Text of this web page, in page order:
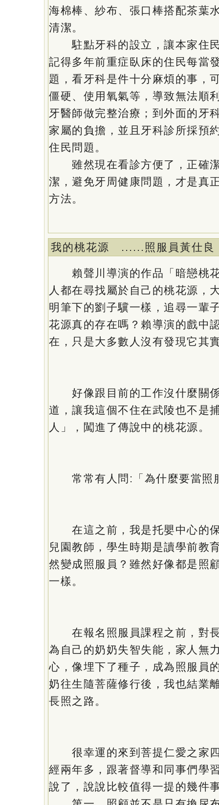
海棉棒、紗布、張口棒搭配茶葉
清潔。
駐點牙科的設立，讓本家住
記得多年前重症臥床的住民每當
題，看牙科是件十分麻煩的事，
僵硬、使用氧氣等，導致無法順
牙醫師做完整治療；到外面的牙
家屬的負擔，並且牙科診所採預
住民問題。
雖然現在看診方便了，正確
潔，避免牙周健康問題，才是真
方法。
我的桃花源 ......照服員
賴聲川導演的作品「暗戀桃
人都在尋找屬於自己的桃花源，
明筆下的劉子驥一樣，追尋一輩
花源真的存在嗎？賴導演的戲中
在，只是大多數人沒有發現它其
好像跟目前的工作沒什麼關
道，讓我這個不住在武陵也不是
人」，闖進了傳說中的桃花源。
常常有人問:「為什麼要當照
在這之前，我是托嬰中心的
兒園教師，學生時期是讀學前教
然變成照服員？雖然好像都是照
一樣。
在報名照服員課程之前，對
為自己的奶奶失智失能，家人無
心，像埋下了種子，成為照服員
奶往生隨菩薩修行後，我也結業
長照之路。
很幸運的來到菩提仁愛之家
經兩年多，跟著督導和同事們學
說了，說說比較值得一提的幾件